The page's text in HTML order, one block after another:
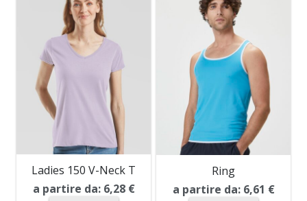
Ladies 150 V-Neck T
a partire da: 6,28 €
Ring
a partire da: 6,61 €